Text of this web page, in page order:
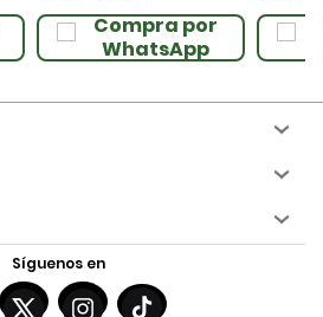
Compra por
WhatsApp
Síguenos en